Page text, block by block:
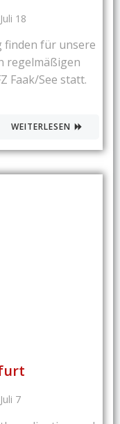
Juli 18
finden für unsere
regelmäßigen
Faak/See statt.
WEITERLESEN
Juli 7